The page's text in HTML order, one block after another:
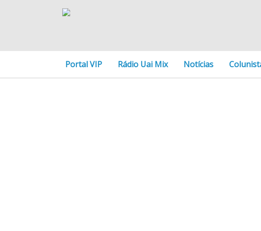
Portal VIP Rádio Uai Mix Notícias